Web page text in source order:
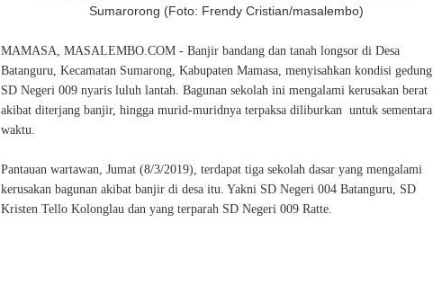
Sumarorong (Foto: Frendy Cristian/masalembo)
MAMASA, MASALEMBO.COM - Banjir bandang dan tanah longsor di Desa
Batanguru, Kecamatan Sumarong, Kabupaten Mamasa, menyisahkan kondisi gedung
SD Negeri 009 nyaris luluh lantah. Bagunan sekolah ini mengalami kerusakan berat
akibat diterjang banjir, hingga murid-muridnya terpaksa diliburkan untuk sementara
waktu.
Pantauan wartawan, Jumat (8/3/2019), terdapat tiga sekolah dasar yang mengalami
kerusakan bagunan akibat banjir di desa itu. Yakni SD Negeri 004 Batanguru, SD
Kristen Tello Kolonglau dan yang terparah SD Negeri 009 Ratte.